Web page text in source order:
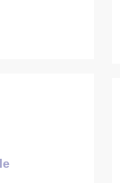
từ Syria